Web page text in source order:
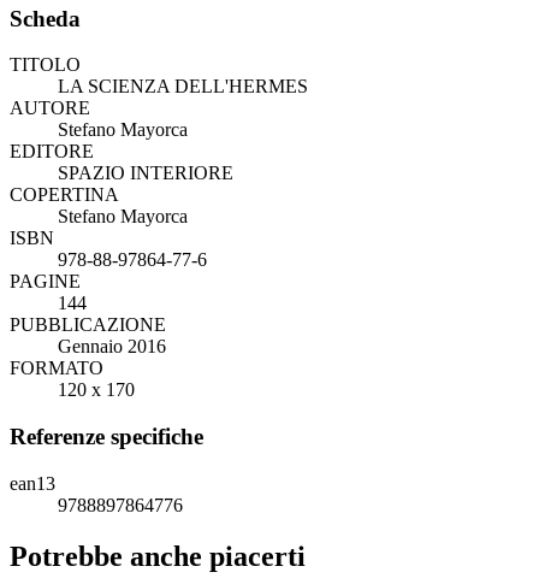
Scheda
TITOLO
LA SCIENZA DELL'HERMES
AUTORE
Stefano Mayorca
EDITORE
SPAZIO INTERIORE
COPERTINA
Stefano Mayorca
ISBN
978-88-97864-77-6
PAGINE
144
PUBBLICAZIONE
Gennaio 2016
FORMATO
120 x 170
Referenze specifiche
ean13
9788897864776
Potrebbe anche piacerti